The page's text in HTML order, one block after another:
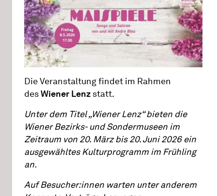
Die Veranstaltung findet im Rahmen
desWiener Lenz statt.
Unter dem Titel „Wiener Lenz“ bieten die
Wiener Bezirks- und Sondermuseen im
Zeitraum von 20. März bis 20. Juni 2026 ein
ausgewähltes Kulturprogramm im Frühling
an.
Auf Besucher:innen warten unter anderem